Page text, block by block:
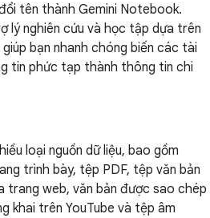
tên thành Gemini Notebook.
lý nghiên cứu và học tập dựa trên
bạn nhanh chóng biến các tài
tin phức tạp thành thông tin chi
loại nguồn dữ liệu, bao gồm
trình bày, tệp PDF, tệp văn bản
trang web, văn bản được sao chép
khai trên YouTube và tệp âm